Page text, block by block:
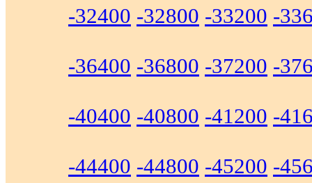
-32400 -32800 -33200 -
-36400 -36800 -37200 -
-40400 -40800 -41200 -
-44400 -44800 -45200 -